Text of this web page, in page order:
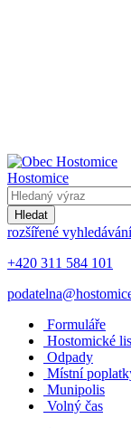
Hostomice
Hledat
rozšířené vyhledávání
+420 311 584 101
Formuláře
Hostomické
Odpady
Místní
Munipolis
Volný čas